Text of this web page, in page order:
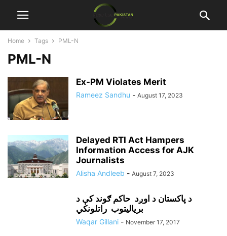
Home Tags PML-N
PML-N
Ex-PM Violates Merit
Rameez Sandhu - August 17, 2023
Delayed RTI Act Hampers
Information Access for AJK
Journalists
Alisha Andleeb - August 7, 2023
د پاکستان د اوږد حاکم ګوند کې د
برياليتوب راتلونکي
Waqar Gillani - November 17, 2017